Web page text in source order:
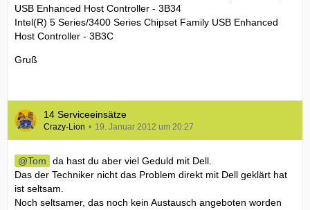
USB Enhanced Host Controller - 3B34
Intel(R) 5 Series/3400 Series Chipset Family USB Enhanced
Host Controller - 3B3C
Gruß
14 Serviceeinsätze
Crazy-Lion 19. Januar 2012 um 20:27
Tom
da hast du aber viel Geduld mit Dell.
Das der Techniker nicht das Problem direkt mit Dell geklärt hat
ist seltsam.
Noch seltsamer, das noch kein Austausch angeboten worden